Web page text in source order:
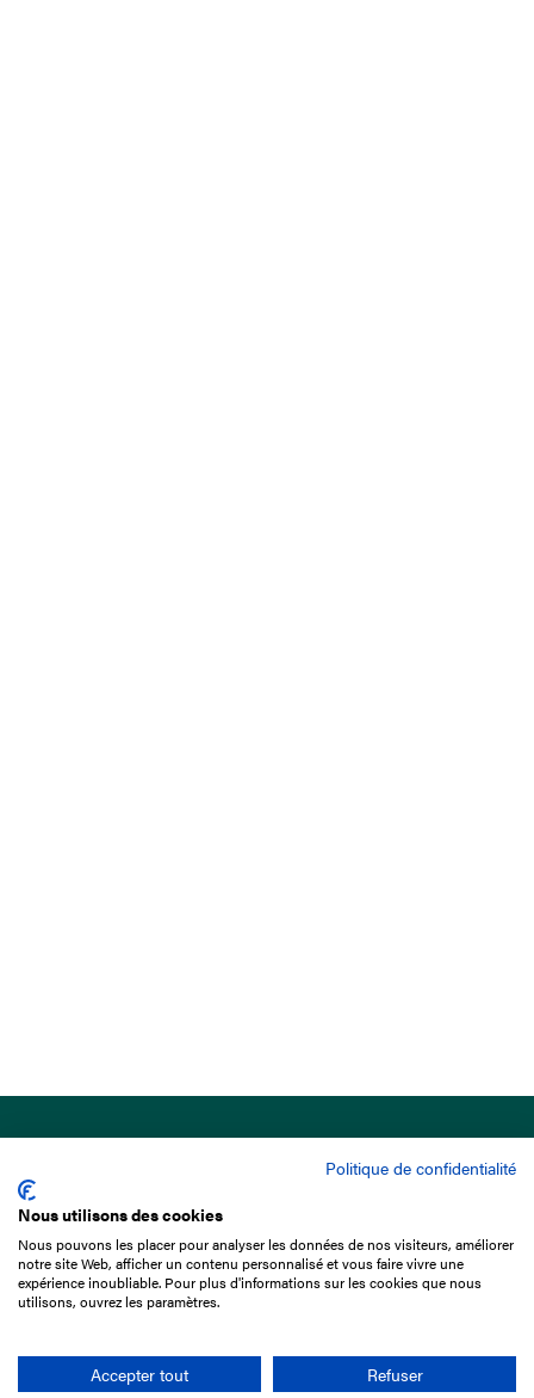
15 Boulevard de Douaumont
75017 Paris
01 49 10 20 29
Rechercher
Politique de confidentialité
Nous utilisons des cookies
Nous pouvons les placer pour analyser les données de nos visiteurs, améliorer
notre site Web, afficher un contenu personnalisé et vous faire vivre une
expérience inoubliable. Pour plus d'informations sur les cookies que nous
utilisons, ouvrez les paramètres.
Accepter tout
Refuser